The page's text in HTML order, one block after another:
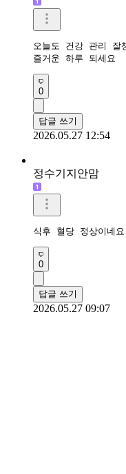
오늘도 건강 관리 잘
즐거운 하루 되세요
0
답글 쓰기
2026.05.27 12:54
정수기지안맘
식후 혈당 정상이네
0
답글 쓰기
2026.05.27 09:07